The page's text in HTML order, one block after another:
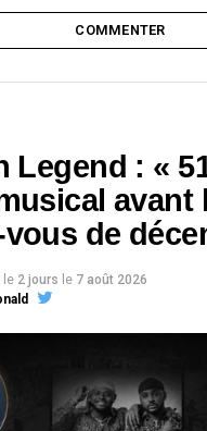
COMMENTER
Legend : «
avant
vous de
le 2 jours le 7 août 2026